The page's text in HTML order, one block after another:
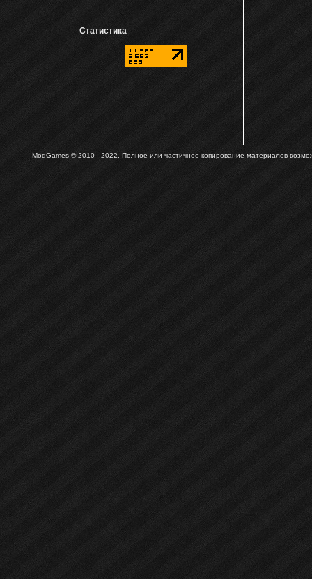
Статистика
ModGames © 2010 - 2022. Полное или частичное копирование материалов